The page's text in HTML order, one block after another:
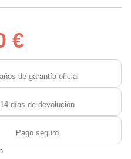
€
de garantía oficial
14 días de devolución
Pago seguro